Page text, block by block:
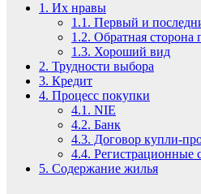
1. Их нравы
1.1. Первый и
1.2. Обратная сторона
1.3. Хороший вид
2. Трудности выбора
3. Кредит
4. Процесс покупки
4.1. NIE
4.2. Банк
4.3. Договор купли-
4.4. Регистрационные
5. Содержание жилья